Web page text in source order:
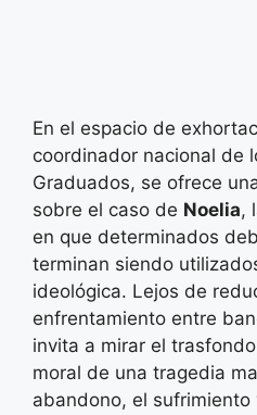
En el espacio de
coordinador nacional de
Graduados, se ofrece
sobre el caso de Noelia,
en que determinados
terminan siendo
ideológica. Lejos de
enfrentamiento entre
invita a mirar el
moral de una tragedia
abandono, el